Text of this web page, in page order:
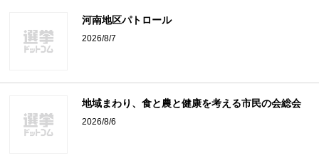
河南地区パトロール
2026/8/7
地域まわり、食と農と健康を考える市民の会総会
2026/8/6